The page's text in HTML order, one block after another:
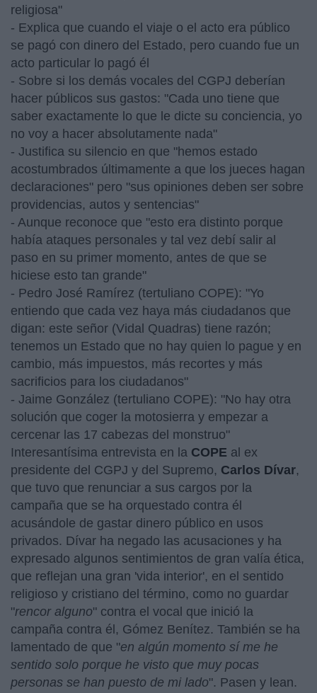
religiosa"
- Explica que cuando el viaje o el acto era público
se pagó con dinero del Estado, pero cuando fue un
acto particular lo pagó él
- Sobre si los demás vocales del CGPJ deberían
hacer públicos sus gastos: "Cada uno tiene que
saber exactamente lo que le dicte su conciencia, yo
no voy a hacer absolutamente nada"
- Justifica su silencio en que "hemos estado
acostumbrados últimamente a que los jueces hagan
declaraciones" pero "sus opiniones deben ser sobre
providencias, autos y sentencias"
- Aunque reconoce que "esto era distinto porque
había ataques personales y tal vez debí salir al
paso en su primer momento, antes de que se
hiciese esto tan grande"
- Pedro José Ramírez (tertuliano COPE): "Yo
entiendo que cada vez haya más ciudadanos que
digan: este señor (Vidal Quadras) tiene razón;
tenemos un Estado que no hay quien lo pague y en
cambio, más impuestos, más recortes y más
sacrificios para los ciudadanos"
- Jaime González (tertuliano COPE): "No hay otra
solución que coger la motosierra y empezar a
cercenar las 17 cabezas del monstruo"
Interesantísima entrevista en la COPE al ex
presidente del CGPJ y del Supremo, Carlos Dívar,
que tuvo que renunciar a sus cargos por la
campaña que se ha orquestado contra él
acusándole de gastar dinero público en usos
privados. Dívar ha negado las acusaciones y ha
expresado algunos sentimientos de gran valía ética,
que reflejan una gran 'vida interior', en el sentido
religioso y cristiano del término, como no guardar
"rencor alguno" contra el vocal que inició la
campaña contra él, Gómez Benítez. También se ha
lamentado de que "en algún momento sí me he
sentido solo porque he visto que muy pocas
personas se han puesto de mi lado". Pasen y lean.